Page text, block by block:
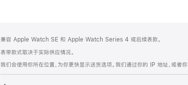
页
页
脚
注
兼容 Apple Watch SE 和 Apple Watch Series 4 或后续表款。
表带款式取决于实际供应情况。
我们会使用你所在位置，为你更快显示送货选项。我们通过你的 IP 地址，或者